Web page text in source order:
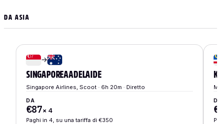
DA ASIA
→
SINGAPOREAADELAIDE
Singapore Airlines, Scoot · 6h 20m · Diretto
DA
€87× 4
Paghi in 4, su una tariffa di €350